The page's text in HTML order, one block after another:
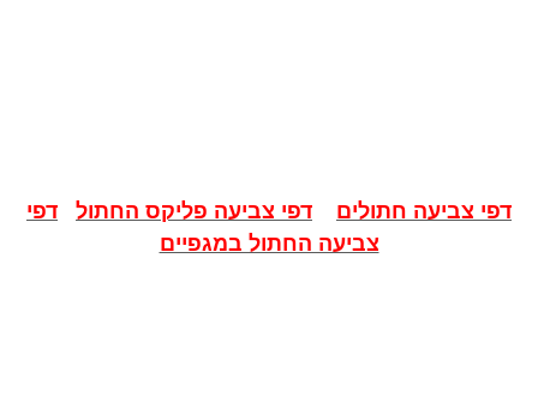
דפי צביעה חתולים דפי צביעה פליקס החתול
דפי
צביעה החתול במגפיים